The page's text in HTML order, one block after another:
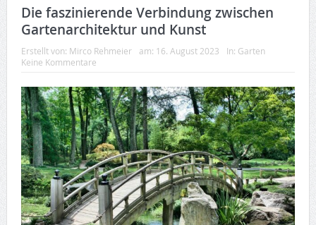
Die faszinierende Verbindung zwischen
Gartenarchitektur und Kunst
Erstellt von: Mirco Rehmeier am: 16. August 2023 In: Garten
Keine Kommentare